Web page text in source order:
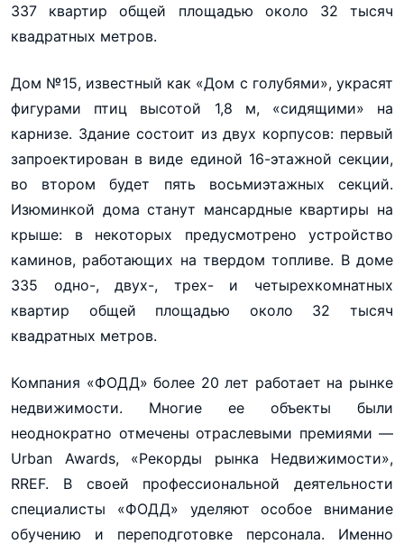
337 квартир общей площадью около 32 тысяч
квадратных метров.
Дом №15, известный как «Дом с голубями», украсят
фигурами птиц высотой 1,8 м, «сидящими» на
карнизе. Здание состоит из двух корпусов: первый
запроектирован в виде единой 16-этажной секции,
во втором будет пять восьмиэтажных секций.
Изюминкой дома станут мансардные квартиры на
крыше: в некоторых предусмотрено устройство
каминов, работающих на твердом топливе. В доме
335 одно-, двух-, трех- и четырехкомнатных
квартир общей площадью около 32 тысяч
квадратных метров.
Компания «ФОДД» более 20 лет работает на рынке
недвижимости. Многие ее объекты были
неоднократно отмечены отраслевыми премиями —
Urban Awards, «Рекорды рынка Недвижимости»,
RREF. В своей профессиональной деятельности
специалисты «ФОДД» уделяют особое внимание
обучению и переподготовке персонала. Именно